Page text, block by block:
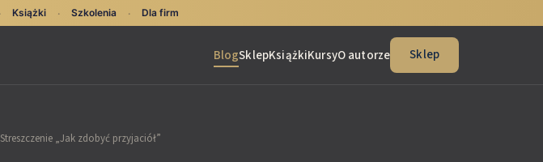
BlogSklepKsiążkiKursyO autorze Sklep
Streszczenie „Jak zdobyć przyjaciół”
· Książki · Szkolenia · Dla firm